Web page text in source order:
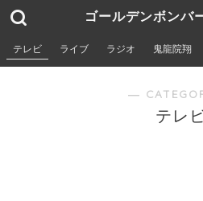
ゴールデンボンバ
テレビ ライブ ラジオ 鬼龍院翔
―
テレ